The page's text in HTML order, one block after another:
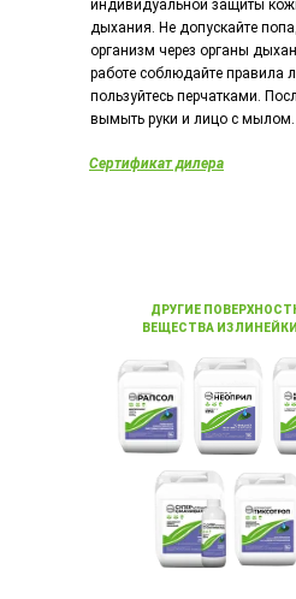
индивидуальной защиты
дыхания. Не допускайте
организм через органы
работе соблюдайте правила
пользуйтесь перчатками.
вымыть руки и лицо с мылом.
Сертификат дилера
ДРУГИЕ
ВЕЩЕСТВА ИЗ